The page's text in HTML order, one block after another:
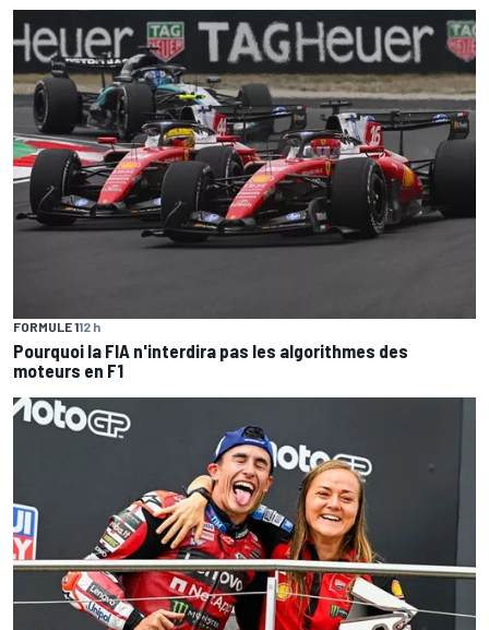
FORMULE 112 h
Pourquoi la FIA n'interdira pas les algorithmes des
moteurs en F1